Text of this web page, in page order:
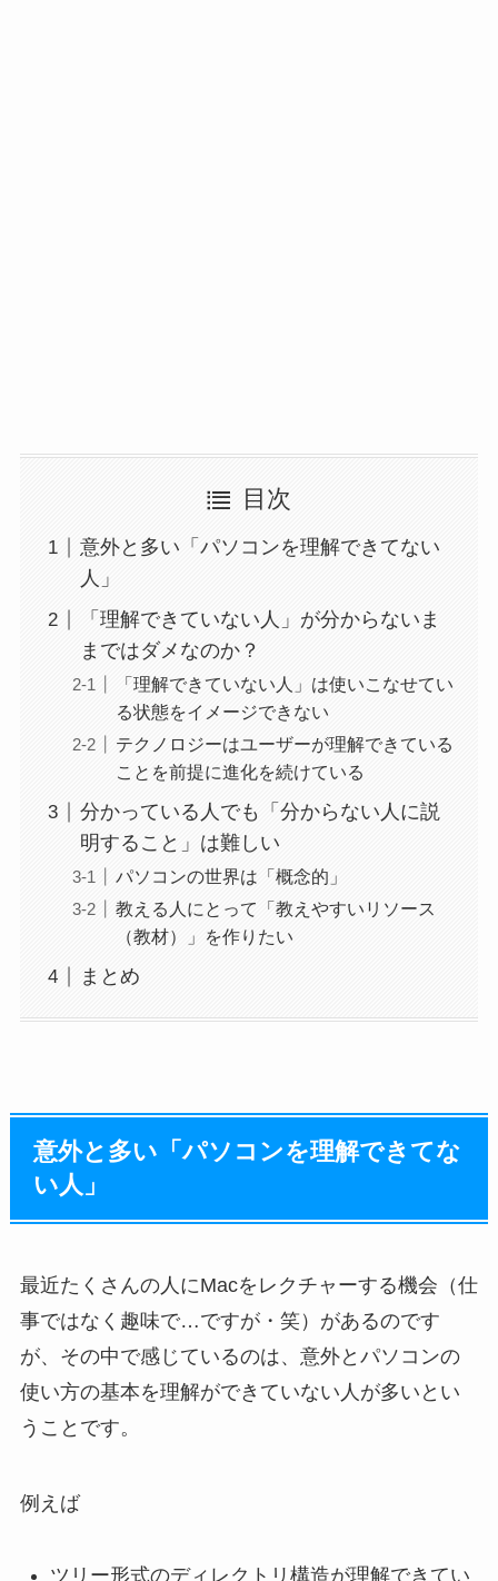
目次
意外と多い「パソコンを理解できてない
人」
「理解できていない人」が分からないま
まではダメなのか？
「理解できていない人」は使いこなせてい
る状態をイメージできない
テクノロジーはユーザーが理解できている
ことを前提に進化を続けている
分かっている人でも「分からない人に説
明すること」は難しい
パソコンの世界は「概念的」
教える人にとって「教えやすいリソース
（教材）」を作りたい
まとめ
意外と多い「パソコンを理解できてな
い人」
最近たくさんの人にMacをレクチャーする機会（仕
事ではなく趣味で…ですが・笑）があるのです
が、その中で感じているのは、意外とパソコンの
使い方の基本を理解ができていない人が多いとい
うことです。
例えば
ツリー形式のディレクトリ構造が理解できてい